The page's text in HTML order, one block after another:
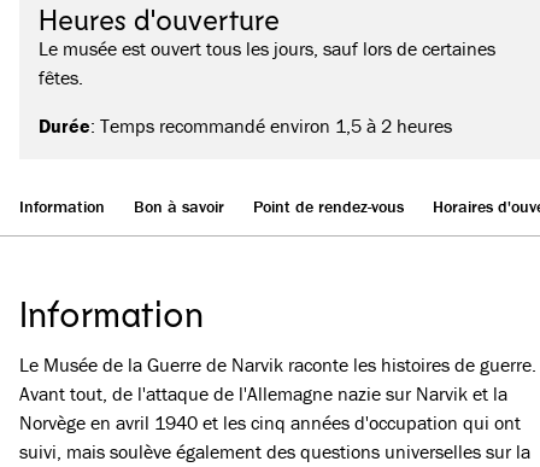
Heures d'ouverture
Le musée est ouvert tous les jours, sauf lors de certaines
fêtes.
Durée: Temps recommandé environ 1,5 à 2 heures
Information Bon à savoir Point de rendez-vous Horaires
Information
Le Musée de la Guerre de Narvik raconte les histoires de guerre.
Avant tout, de l'attaque de l'Allemagne nazie sur Narvik et la
Norvège en avril 1940 et les cinq années d'occupation qui ont
suivi, mais soulève également des questions universelles sur la